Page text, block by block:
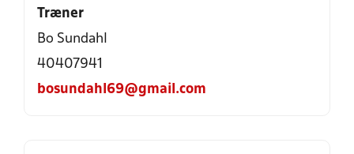
Træner
Bo Sundahl
40407941
bosundahl69@gmail.com